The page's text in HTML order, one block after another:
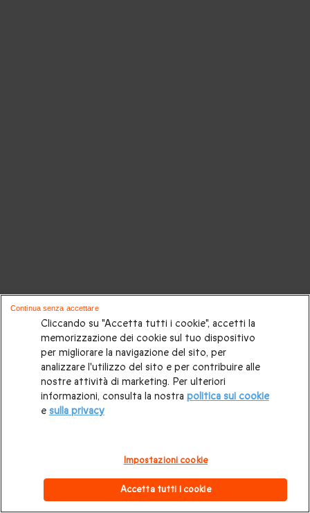
Cliccando su "Accetta tutti i cookie", accetti la
memorizzazione dei cookie sul tuo dispositivo
per migliorare la navigazione del sito, per
analizzare l'utilizzo del sito e per contribuire alle
nostre attività di marketing. Per ulteriori
informazioni, consulta la nostra politica sui cookie
e sulla privacy
Impostazioni cookie
Accetta tutti i cookie
Continua senza accettare